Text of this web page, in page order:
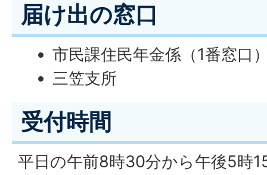
届け出の窓口
市民課住民年金係（1番窓口
三笠支所
受付時間
平日の午前8時30分から午後5時